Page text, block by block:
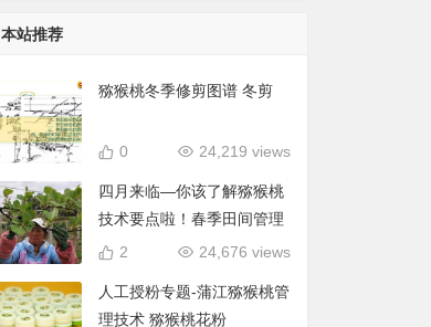
本站推荐
猕猴桃冬季修剪图谱 冬剪
24,219 views
0
四月来临—你该了解猕猴桃
技术要点啦！春季田间管理
24,676 views
2
人工授粉专题-蒲江猕猴桃管
理技术 猕猴桃花粉